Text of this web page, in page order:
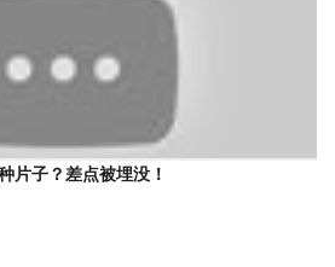
片子？差点被埋没！